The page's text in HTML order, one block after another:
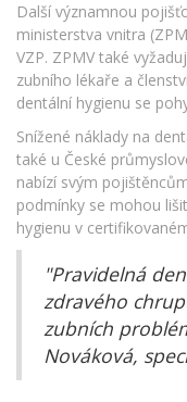
Další významnou
ministerstva vnitra
VZP. ZPMV také
zubního lékaře a
dentální hygienu se
Snížené náklady na
také u České
nabízí svým
podmínky se mohou
hygienu v
"Pravidelná
zdravého
zubních
Nováková,